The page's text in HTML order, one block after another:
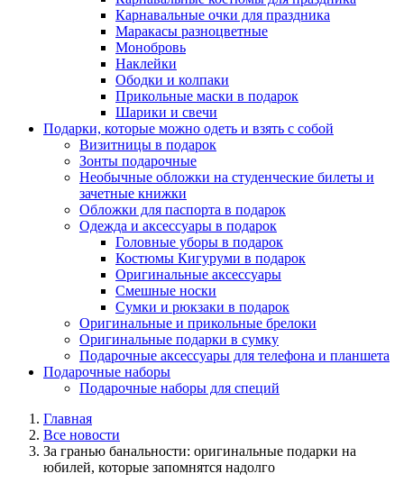
Карнавальные очки для праздника
Маракасы разноцветные
Монобровь
Наклейки
Ободки и колпаки
Прикольные маски в подарок
Шарики и свечи
Подарки, которые можно одеть и взять с собой
Визитницы в подарок
Зонты подарочные
Необычные обложки на студенческие билеты и
зачетные книжки
Обложки для паспорта в подарок
Одежда и аксессуары в подарок
Головные уборы в подарок
Костюмы Кигуруми в подарок
Оригинальные аксессуары
Смешные носки
Сумки и рюкзаки в подарок
Оригинальные и прикольные брелоки
Оригинальные подарки в сумку
Подарочные аксессуары для телефона и планшета
Подарочные наборы
Подарочные наборы для специй
Главная
Все новости
За гранью банальности: оригинальные подарки на
юбилей, которые запомнятся надолго